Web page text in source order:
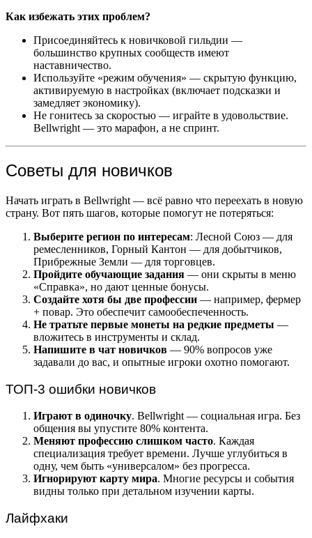
Как избежать этих проблем?
Присоединяйтесь к новичковой гильдии —
большинство крупных сообществ имеют
наставничество.
Используйте «режим обучения» — скрытую функцию,
активируемую в настройках (включает подсказки и
замедляет экономику).
Не гонитесь за скоростью — играйте в удовольствие.
Bellwright — это марафон, а не спринт.
Советы для новичков
Начать играть в Bellwright — всё равно что переехать в новую
страну. Вот пять шагов, которые помогут не потеряться:
Выберите регион по интересам: Лесной Союз — для
ремесленников, Горный Кантон — для добытчиков,
Прибрежные Земли — для торговцев.
Пройдите обучающие задания — они скрыты в меню
«Справка», но дают ценные бонусы.
Создайте хотя бы две профессии — например, фермер
+ повар. Это обеспечит самообеспеченность.
Не тратьте первые монеты на редкие предметы —
вложитесь в инструменты и склад.
Напишите в чат новичков — 90% вопросов уже
задавали до вас, и опытные игроки охотно помогают.
ТОП-3 ошибки новичков
Играют в одиночку. Bellwright — социальная игра. Без
общения вы упустите 80% контента.
Меняют профессию слишком часто. Каждая
специализация требует времени. Лучше углубиться в
одну, чем быть «универсалом» без прогресса.
Игнорируют карту мира. Многие ресурсы и события
видны только при детальном изучении карты.
Лайфхаки